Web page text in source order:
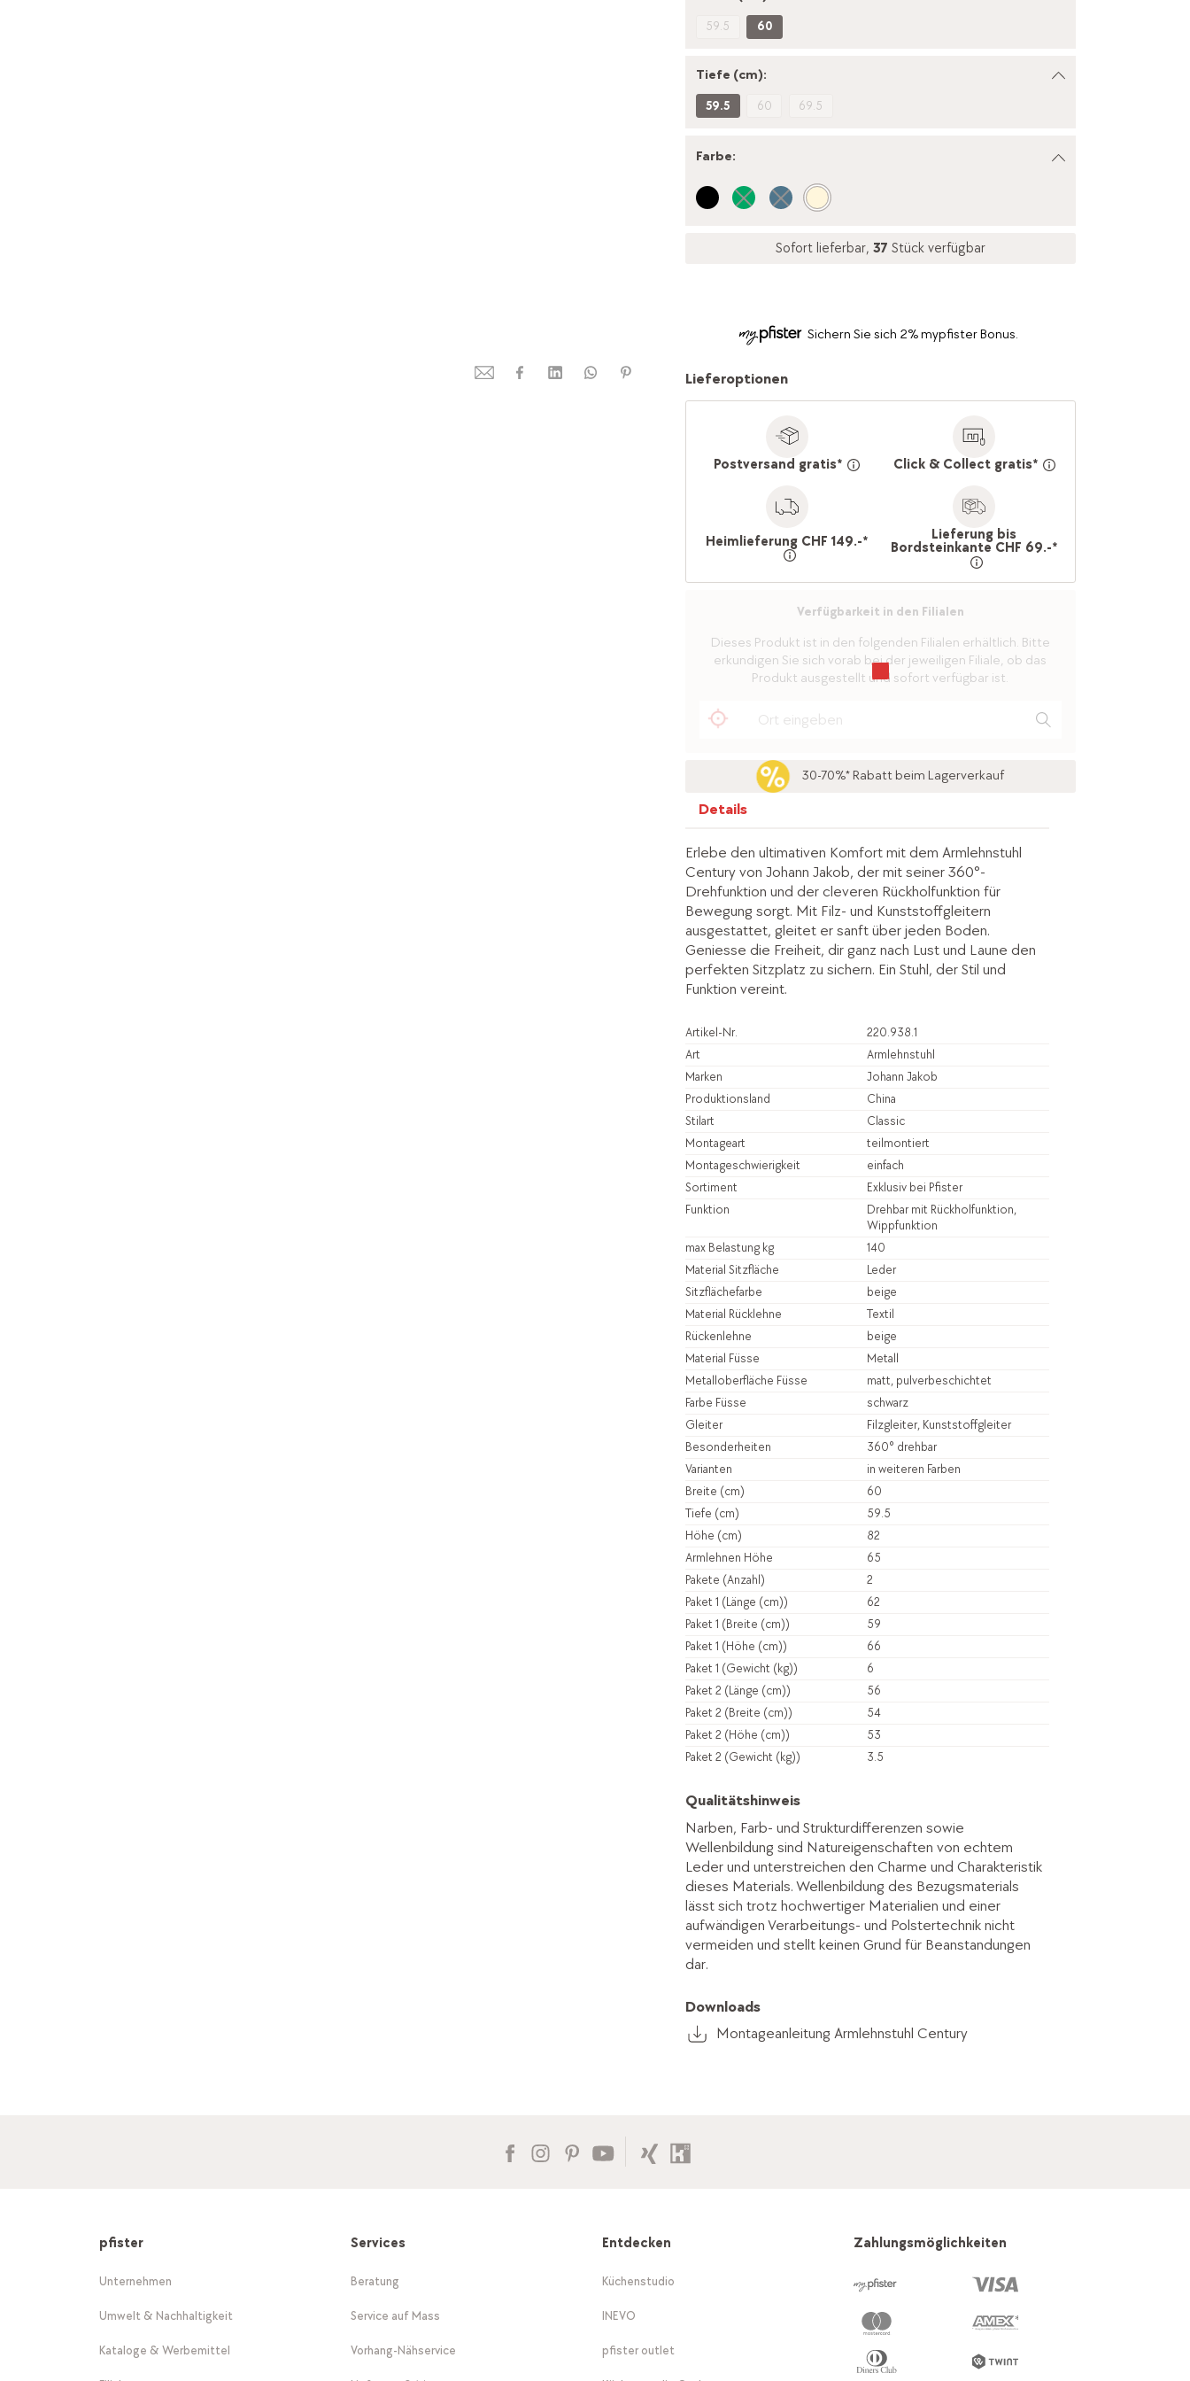
59.5 60
Tiefe (cm):
59.5 60 69.5
Farbe:
Sofort lieferbar, 37 Stück verfügbar
Sichern Sie sich 2% mypfister Bonus.
Lieferoptionen
Postversand gratis* Click & Collect gratis*
Heimlieferung CHF 149.-* Lieferung bis
Bordsteinkante CHF 69.-*
Verfügbarkeit in den Filialen
Dieses Produkt ist in den folgenden Filialen erhältlich. Bitte
erkundigen Sie sich vorab bei der jeweiligen Filiale, ob das
Produkt ausgestellt und sofort verfügbar ist.
30-70%* Rabatt beim Lagerverkauf
Details
Erlebe den ultimativen Komfort mit dem Armlehnstuhl
Century von Johann Jakob, der mit seiner 360°-
Drehfunktion und der cleveren Rückholfunktion für
Bewegung sorgt. Mit Filz- und Kunststoffgleitern
ausgestattet, gleitet er sanft über jeden Boden.
Geniesse die Freiheit, dir ganz nach Lust und Laune den
perfekten Sitzplatz zu sichern. Ein Stuhl, der Stil und
Funktion vereint.
Artikel-Nr.
220.938.1
Art
Armlehnstuhl
Marken
Johann Jakob
Produktionsland
China
Stilart
Classic
Montageart
teilmontiert
Montageschwierigkeit
einfach
Sortiment
Exklusiv bei Pfister
Funktion
Drehbar mit Rückholfunktion,
Wippfunktion
max Belastung kg
140
Material Sitzfläche
Leder
Sitzflächefarbe
beige
Material Rücklehne
Textil
Rückenlehne
beige
Material Füsse
Metall
Metalloberfläche Füsse
matt, pulverbeschichtet
Farbe Füsse
schwarz
Gleiter
Filzgleiter, Kunststoffgleiter
Besonderheiten
360° drehbar
Varianten
in weiteren Farben
Breite (cm)
60
Tiefe (cm)
59.5
Höhe (cm)
82
Armlehnen Höhe
65
Pakete (Anzahl)
2
Paket 1 (Länge (cm))
62
Paket 1 (Breite (cm))
59
Paket 1 (Höhe (cm))
66
Paket 1 (Gewicht (kg))
6
Paket 2 (Länge (cm))
56
Paket 2 (Breite (cm))
54
Paket 2 (Höhe (cm))
53
Paket 2 (Gewicht (kg))
3.5
Qualitätshinweis
Narben, Farb- und Strukturdifferenzen sowie
Wellenbildung sind Natureigenschaften von echtem
Leder und unterstreichen den Charme und Charakteristik
dieses Materials. Wellenbildung des Bezugsmaterials
lässt sich trotz hochwertiger Materialien und einer
aufwändigen Verarbeitungs- und Polstertechnik nicht
vermeiden und stellt keinen Grund für Beanstandungen
dar.
Downloads
Montageanleitung Armlehnstuhl Century
pfister
Unternehmen
Umwelt & Nachhaltigkeit
Kataloge & Werbemittel
Services
Beratung
Service auf Mass
Vorhang-Nähservice
Entdecken
Küchenstudio
INEVO
pfister outlet
Zahlungsmöglichkeiten